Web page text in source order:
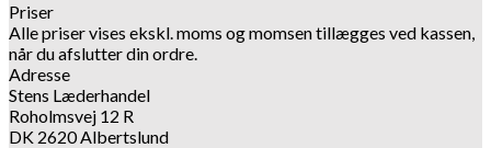
Priser
Alle priser vises ekskl. moms og momsen tillægges ved kassen,
når du afslutter din ordre.
Adresse
Stens Læderhandel
Roholmsvej 12 R
DK 2620 Albertslund